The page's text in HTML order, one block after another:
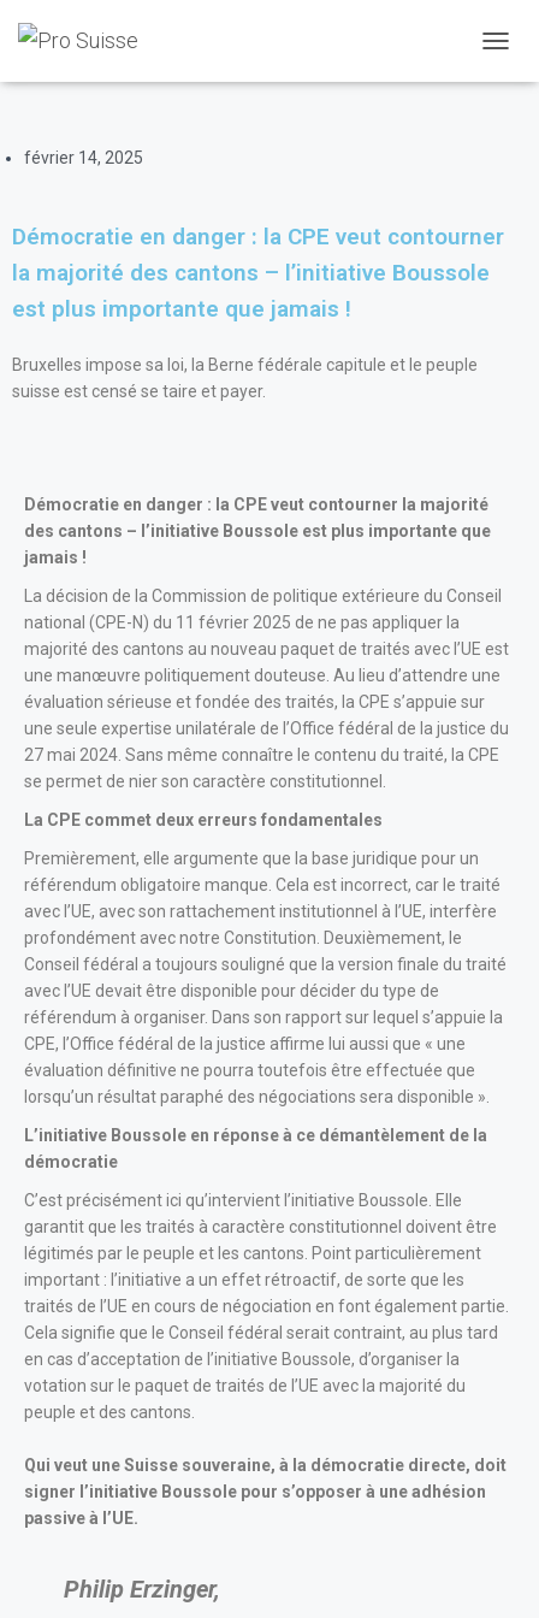
É
A
février 14, 2025
Partager l'article
Démocratie en danger : la CPE veut contourner
la majorité des cantons – l’initiative Boussole
est plus importante que jamais !
Bruxelles impose sa loi, la Berne fédérale capitule et le peuple
suisse est censé se taire et payer.
Démocratie en danger : la CPE veut contourner la majorité
des cantons – l’initiative Boussole est plus importante que
jamais !
La décision de la Commission de politique extérieure du Conseil
national (CPE-N) du 11 février 2025 de ne pas appliquer la
majorité des cantons au nouveau paquet de traités avec l’UE est
une manœuvre politiquement douteuse. Au lieu d’attendre une
évaluation sérieuse et fondée des traités, la CPE s’appuie sur
une seule expertise unilatérale de l’Office fédéral de la justice du
27 mai 2024. Sans même connaître le contenu du traité, la CPE
se permet de nier son caractère constitutionnel.
La CPE commet deux erreurs fondamentales
Premièrement, elle argumente que la base juridique pour un
référendum obligatoire manque. Cela est incorrect, car le traité
avec l’UE, avec son rattachement institutionnel à l’UE, interfère
profondément avec notre Constitution. Deuxièmement, le
Conseil fédéral a toujours souligné que la version finale du traité
avec l’UE devait être disponible pour décider du type de
référendum à organiser. Dans son rapport sur lequel s’appuie la
CPE, l’Office fédéral de la justice affirme lui aussi que « une
évaluation définitive ne pourra toutefois être effectuée que
lorsqu’un résultat paraphé des négociations sera disponible ».
L’initiative Boussole en réponse à ce démantèlement de la
démocratie
C’est précisément ici qu’intervient l’initiative Boussole. Elle
garantit que les traités à caractère constitutionnel doivent être
légitimés par le peuple et les cantons. Point particulièrement
important : l’initiative a un effet rétroactif, de sorte que les
traités de l’UE en cours de négociation en font également partie.
Cela signifie que le Conseil fédéral serait contraint, au plus tard
en cas d’acceptation de l’initiative Boussole, d’organiser la
votation sur le paquet de traités de l’UE avec la majorité du
peuple et des cantons.
Qui veut une Suisse souveraine, à la démocratie directe, doit
signer l’initiative Boussole pour s’opposer à une adhésion
passive à l’UE.
Philip Erzinger,